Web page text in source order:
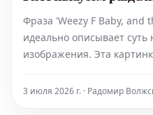
Фраза 'Weezy F Baby, and
идеально описывает суть
изображения. Эта
изображает рэпера Лил
3 июля 2026 г. · Радомир